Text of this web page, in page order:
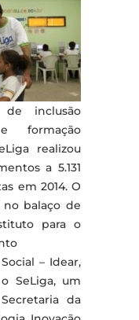
inclusão
formação
realizou
a 5.131
em 2014. O
no balaço de
para o
– Idear,
SeLiga, um
da